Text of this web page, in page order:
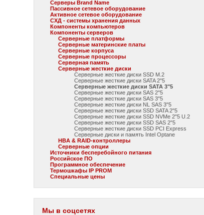
Серверы Brand Name
Пассивное сетевое оборудование
Активное сетевое оборудование
СХД - системы хранения данных
Компоненты компьютеров
Компоненты серверов
Серверные платформы
Серверные материнские платы
Серверные корпуса
Серверные процессоры
Серверная память
Серверные жесткие диски
Серверные жесткие диски SSD M.2
Серверные жесткие диски SATA 2"5
Серверные жесткие диски SATA 3"5
Серверные жесткие диски SAS 2"5
Серверные жесткие диски SAS 3"5
Серверные жесткие диски NL SAS 3"5
Серверные жесткие диски SSD SATA 2"5
Серверные жесткие диски SSD NVMe 2"5 U.2
Серверные жесткие диски SSD SAS 2"5
Серверные жесткие диски SSD PCI Express
Серверные диски и память Intel Optane
HBA & RAID-контроллеры
Серверные опции
Источники бесперебойного питания
Российское ПО
Программное обеспечение
Термошкафы IP PROM
Специальные цены
Мы в соцсетях